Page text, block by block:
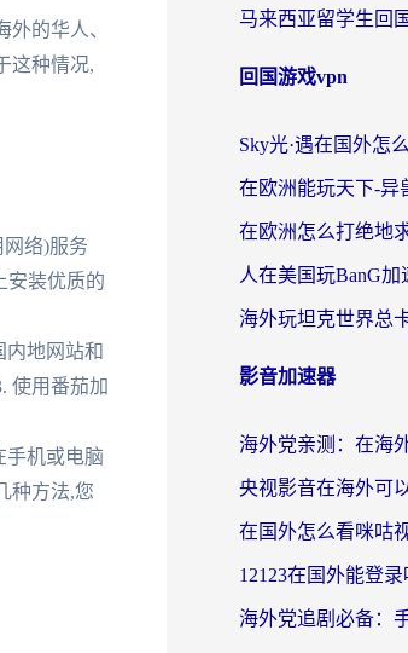
的华人、
这种情况,
络)服务
安装优质的
内地网站和
使用番茄加
手机或电脑
种方法,您
回国游戏vpn
影音加速器